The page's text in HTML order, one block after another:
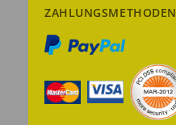
ZAHLUNGSMETHODEN